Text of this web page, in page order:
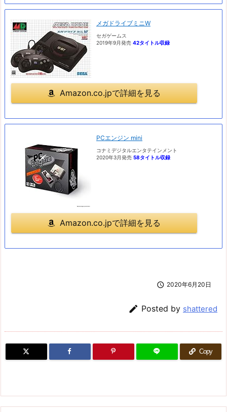
メガドライブミニW
セガゲームス
2019年9月発売 42タイトル収録
Amazon.co.jpで詳細を見る
PCエンジン mini
コナミデジタルエンタテインメント
2020年3月発売 58タイトル収録
Amazon.co.jpで詳細を見る
 2020年6月20日
 Posted by shattered
Copy